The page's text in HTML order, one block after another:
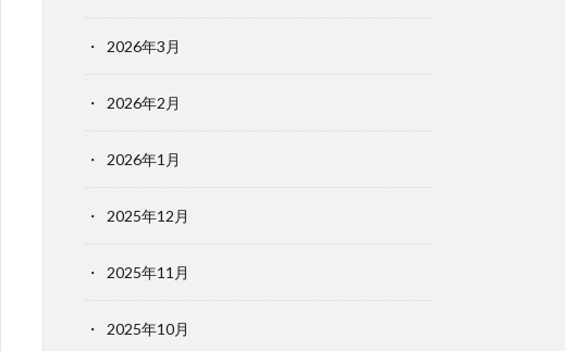
2026年3月
2026年2月
2026年1月
2025年12月
2025年11月
2025年10月